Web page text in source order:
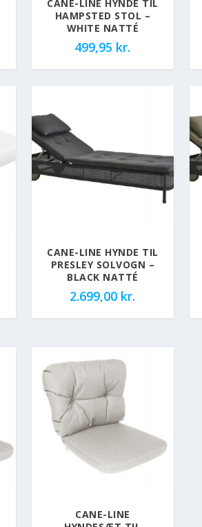
CANE-LINE HYNDE TIL
HAMPSTED STOL –
WHITE NATTÉ
499,95 kr.
CANE-LINE HYNDE TIL
PRESLEY SOLVOGN –
BLACK NATTÉ
2.699,00 kr.
CANE-LINE